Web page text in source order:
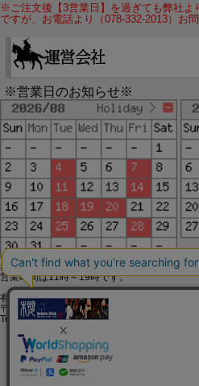
※ご注文後【3営業日】を過ぎても弊社よ
ですが、お電話より（078-332-2013）お
※営業日のお知らせ※
赤字で塗られた日は配送定休日です。
営業時間は11時～19時です。
有限会社ジップジップ SakuraStyle通販事業
〒650-0021 神戸市中央区三宮町3-9-19イト
Tel:078-332-2013 FAX:078-333-6644
SSL/TLSとは?